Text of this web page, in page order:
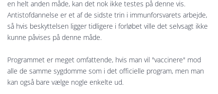
en helt anden måde, kan det nok ikke testes på denne vis.
Antistofdannelse er et af de sidste trin i immunforsvarets arbejde,
så hvis beskyttelsen ligger tidligere i forløbet ville det selvsagt ikke
kunne påvises på denne måde.
Programmet er meget omfattende, hvis man vil "vaccinere" mod
alle de samme sygdomme som i det officielle program, men man
kan også bare vælge nogle enkelte ud.